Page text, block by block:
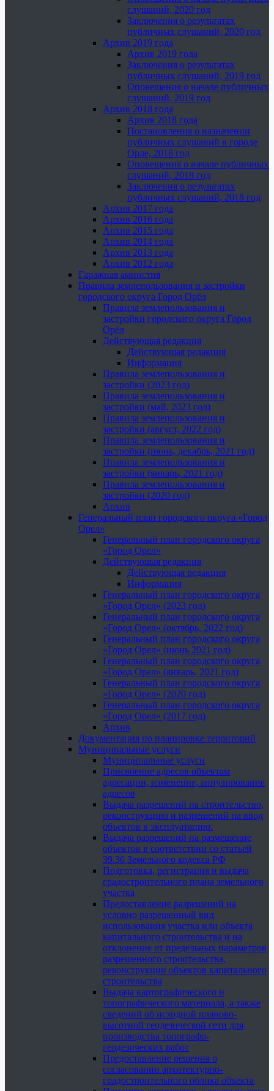
слушаний, 2020 год
Заключения о результатах
публичных слушаний, 2020 год
Архив 2019 года
Архив 2019 года
Заключения о результатах
публичных слушаний, 2019 год
Оповещения о начале публичных
слушаний, 2019 год
Архив 2018 года
Архив 2018 года
Постановления о назначении
публичных слушаний в городе
Орле, 2018 год
Оповещения о начале публичных
слушаний, 2018 год
Заключения о результатах
публичных слушаний, 2018 год
Архив 2017 года
Архив 2016 года
Архив 2015 года
Архив 2014 года
Архив 2013 года
Архив 2012 года
Гаражная амнистия
Правила землепользования и застройки
городского округа Город Орёл
Правила землепользования и
застройки городского округа Город
Орёл
Действующая редакция
Действующая редакция
Информация
Правила землепользования и
застройки (2023 год)
Правила землепользования и
застройки (май, 2023 год)
Правила землепользования и
застройки (август, 2022 год)
Правила землепользования и
застройки (июнь, декабрь, 2021 год)
Правила землепользования и
застройки (январь, 2021 год)
Правила землепользования и
застройки (2020 год)
Архив
Генеральный план городского округа «Город
Орел»
Генеральный план городского округа
«Город Орел»
Действующая редакция
Действующая редакция
Информация
Генеральный план городского округа
«Город Орел» (2023 год)
Генеральный план городского округа
«Город Орел» (октябрь, 2022 год)
Генеральный план городского округа
«Город Орел» (июнь 2021 год)
Генеральный план городского округа
«Город Орел» (январь, 2021 год)
Генеральный план городского округа
«Город Орел» (2020 год)
Генеральный план городского округа
«Город Орел» (2017 год)
Архив
Документация по планировке территорий
Муниципальные услуги
Муниципальные услуги
Присвоение адресов объектам
адресации, изменение, аннулирование
адресов
Выдача разрешений на строительство,
реконструкцию и разрешений на ввод
объектов в эксплуатацию.
Выдача разрешений на размещение
объектов в соответствии со статьей
39.36 Земельного кодекса РФ
Подготовка, регистрация и выдача
градостроительного плана земельного
участка
Предоставление разрешений на
условно разрешенный вид
использования участка или объекта
капитального строительства и на
отклонение от предельных параметров
разрешенного строительства,
реконструкции объектов капитального
строительства
Выдача картографического и
топографического материала, а также
сведений об исходной планово-
высотной геодезической сети для
производства топографо-
геодезических работ
Предоставление решения о
согласовании архитектурно-
градостроительного облика объекта